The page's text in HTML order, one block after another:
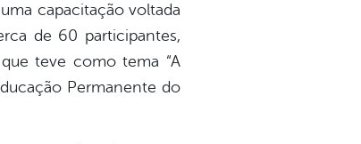
capacitação voltada
de 60 participantes,
teve como tema “A
Permanente do